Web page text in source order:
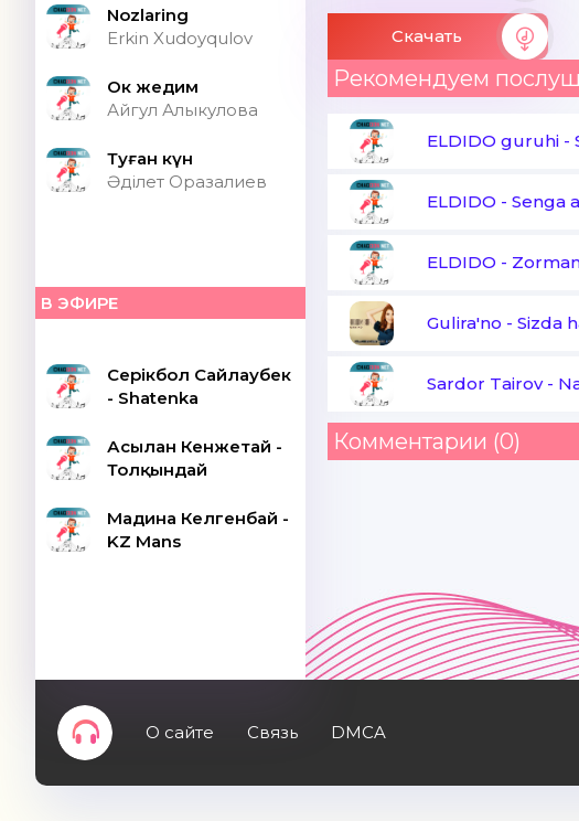
Nozlaring
Erkin Xudoyqulov
Ок жедим
Айгул Алыкулова
Туған күн
Әділет Оразалиев
В ЭФИРЕ
Серікбол Сайлаубек
- Shatenka
Асылан Кенжетай -
Толқындай
Мадина Келгенбай -
KZ Mans
Скачать
Рекомендуем
ELDIDO guruhi -
ELDIDO - Senga
ELDIDO -
Gulira'no - Sizda
Sardor Tairov-
Комментарии (0)
О сайте Связь DMCA